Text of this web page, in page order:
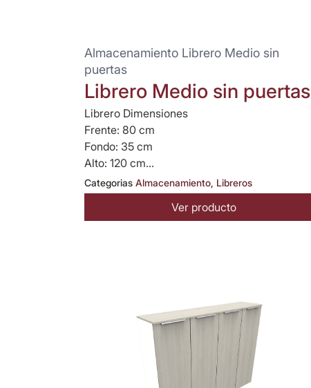
Almacenamiento Librero Medio sin
puertas
Librero Medio sin puertas
Librero Dimensiones
Frente: 80 cm
Fondo: 35 cm
Alto: 120 cm...
Categorias Almacenamiento, Libreros
Ver producto